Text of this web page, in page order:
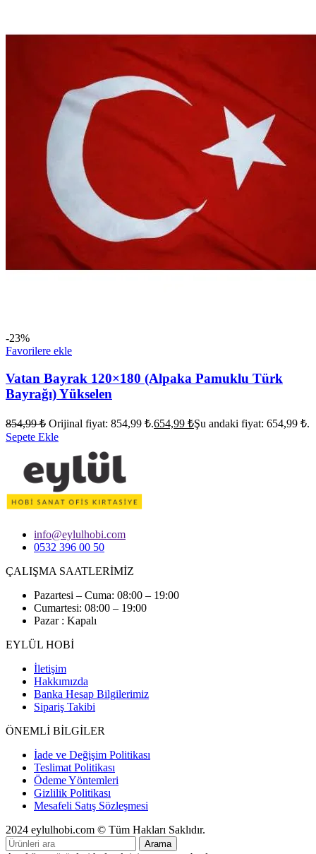
-23%
Favorilere ekle
Vatan Bayrak 120×180 (Alpaka Pamuklu Türk
Bayrağı) Yükselen
854,99₺ Orijinal fiyat: 854,99 ₺.654,99 ₺Şu andaki fiyat: 654,99 ₺.
Sepete Ekle
info@eylulhobi.com
0532 396 00 50
ÇALIŞMA SAATLERİMİZ
Pazartesi – Cuma: 08:00 – 19:00
Cumartesi: 08:00 – 19:00
Pazar : Kapalı
EYLÜL HOBİ
İletişim
Hakkımızda
Banka Hesap Bilgilerimiz
Sipariş Takibi
ÖNEMLİ BİLGİLER
İade ve Değişim Politikası
Teslimat Politikası
Ödeme Yöntemleri
Gizlilik Politikası
Mesafeli Satış Sözleşmesi
2024 eylulhobi.com © Tüm Hakları Saklıdır.
Arama